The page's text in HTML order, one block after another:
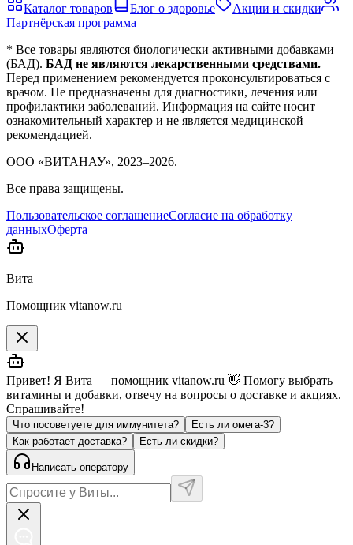
Каталог товаров Блог о здоровье
Акции и скидки
Партнёрская программа
* Все товары являются биологически активными добавками
(БАД). БАД не являются лекарственными средствами.
Перед применением рекомендуется проконсультироваться с
врачом. Не предназначены для диагностики, лечения или
профилактики заболеваний. Информация на сайте носит
ознакомительный характер и не является медицинской
рекомендацией.
ООО «ВИТАНАУ», 2023–2026.
Все права защищены.
Пользовательское соглашениеСогласие на обработку
данныхОферта
Вита
Помощник vitanow.ru
Привет! Я Вита — помощник vitanow.ru 👋 Помогу выбрать
витамины и добавки, отвечу на вопросы о доставке и акциях.
Спрашивайте!
Что посоветуете для иммунитета?
Есть ли омега-3?
Как работает доставка?
Есть ли скидки?
Написать оператору